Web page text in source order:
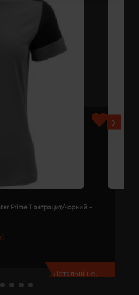
Prime T антрацит/чорний -
Детальніше...